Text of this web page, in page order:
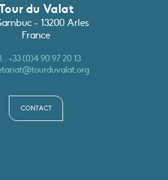
du Valat
- 13200 Arles
France
:+33 (0)4 90 97 20 13
CONTACT